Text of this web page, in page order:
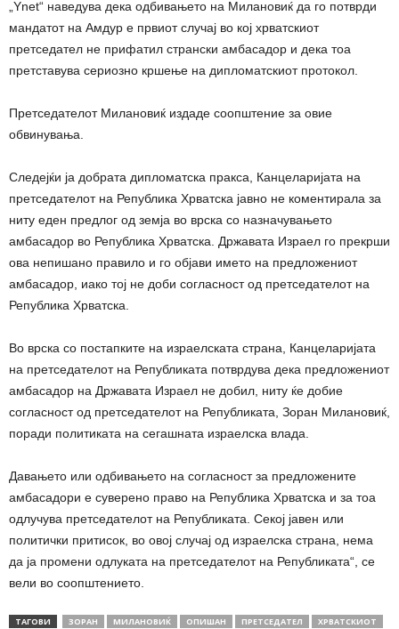
„Ynet“ наведува дека одбивањето на Милановиќ да го потврди
мандатот на Амдур е првиот случај во кој хрватскиот
претседател не прифатил странски амбасадор и дека тоа
претставува сериозно кршење на дипломатскиот протокол.
Претседателот Милановиќ издаде соопштение за овие
обвинувања.
Следејќи ја добрата дипломатска пракса, Канцеларијата на
претседателот на Република Хрватска јавно не коментирала за
ниту еден предлог од земја во врска со назначувањето
амбасадор во Република Хрватска. Државата Израел го прекрши
ова непишано правило и го објави името на предложениот
амбасадор, иако тој не доби согласност од претседателот на
Република Хрватска.
Во врска со постапките на израелската страна, Канцеларијата
на претседателот на Републиката потврдува дека предложениот
амбасадор на Државата Израел не добил, ниту ќе добие
согласност од претседателот на Републиката, Зоран Милановиќ,
поради политиката на сегашната израелска влада.
Давањето или одбивањето на согласност за предложените
амбасадори е суверено право на Република Хрватска и за тоа
одлучува претседателот на Републиката. Секој јавен или
политички притисок, во овој случај од израелска страна, нема
да ја промени одлуката на претседателот на Републиката“, се
вели во соопштението.
ТАГОВИ ЗОРАН МИЛАНОВИЌ ОПИШАН ПРЕТСЕДАТЕЛ ХРВАТСКИОТ